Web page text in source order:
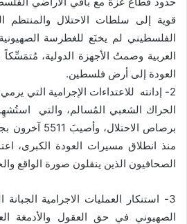
قوية إلى سلطات الاحتلال والمنتظم
الفلسطيني لم يخنَع للغطرسة
العربية وصمتُ الأجهزة الدولية، مُتمَسِّكاً
العودة إلى أرض فلسطين.
2- إدانته للاعتداءات الإجرامية التي
برصاص
منذ انطلاق مسيرات العودة الكبرى،
الصحافيون الذين ينقلون صورة الواقع
3- استنكار العمليات الاجرامية
الصهيوني في حق العقول والأدمغة